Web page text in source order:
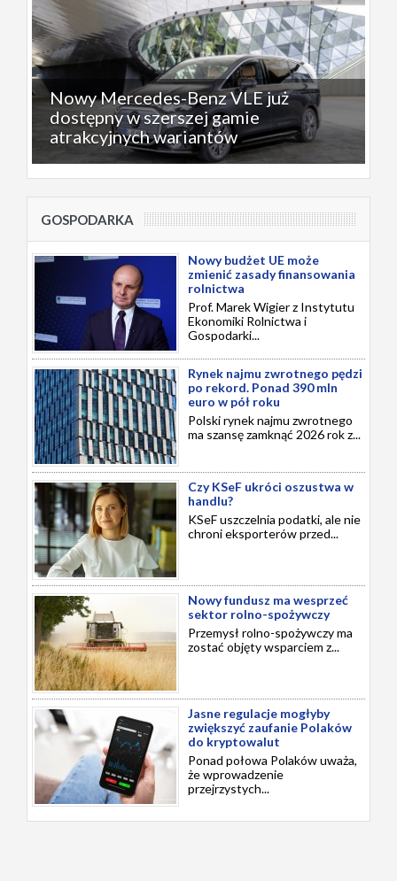
Nowy Mercedes-Benz VLE już
dostępny w szerszej gamie
atrakcyjnych wariantów
GOSPODARKA
Nowy budżet UE może
zmienić zasady finansowania
rolnictwa
Prof. Marek Wigier z Instytutu
Ekonomiki Rolnictwa i
Gospodarki...
Rynek najmu zwrotnego pędzi
po rekord. Ponad 390 mln
euro w pół roku
Polski rynek najmu zwrotnego
ma szansę zamknąć 2026 rok z...
Czy KSeF ukróci oszustwa w
handlu?
KSeF uszczelnia podatki, ale nie
chroni eksporterów przed...
Nowy fundusz ma wesprzeć
sektor rolno-spożywczy
Przemysł rolno-spożywczy ma
zostać objęty wsparciem z...
Jasne regulacje mogłyby
zwiększyć zaufanie Polaków
do kryptowalut
Ponad połowa Polaków uważa,
że wprowadzenie
przejrzystych...